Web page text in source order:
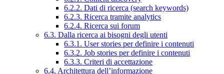
6.2.2. Dati di ricerca (search keywords)
6.2.3. Ricerca tramite analytics
6.2.4. Ricerca sui forum
6.3. Dalla ricerca ai bisogni degli utenti
6.3.1. User stories per definire i contenuti
6.3.2. Job stories per definire i contenuti
6.3.3. Criteri di accettazione
6.4. Architettura dell’informazione